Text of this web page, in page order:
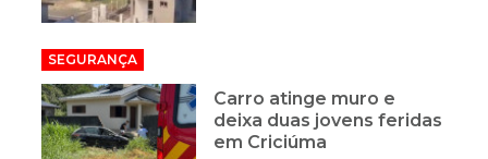
SEGURANÇA
Carro atinge muro e
deixa duas jovens feridas
em Criciúma